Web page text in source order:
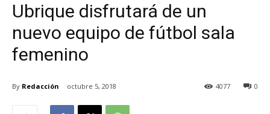
Ubrique disfrutará de un
nuevo equipo de fútbol sala
femenino
By Redacción octubre 5, 2018 0
4077